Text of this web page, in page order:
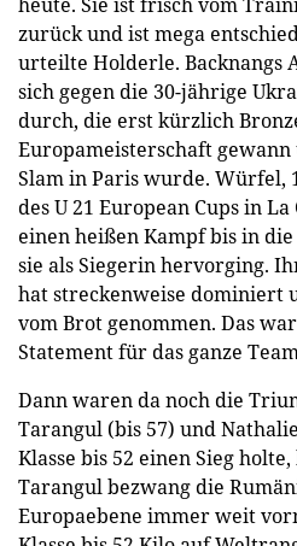
zurück und ist mega
urteilte Holderle. Backnangs
sich gegen die 30-jährige
durch, die erst kürzlich
Europameisterschaft
Slam in Paris wurde. Würfel,
des U 21 European Cups in
einen heißen Kampf bis in
sie als Siegerin hervorging.
hat streckenweise dominiert
vom Brot genommen. Das
Statement für das ganze
Dann waren da noch die
Tarangul (bis 57) und
Klasse bis 52 einen Sieg
Tarangul bezwang die
Europaebene immer weit